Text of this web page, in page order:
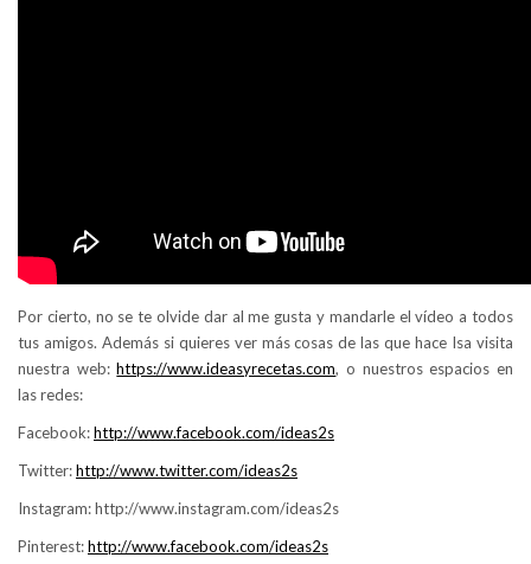
Por cierto, no se te olvide dar al me gusta y mandarle el vídeo a todos
tus amigos. Además si quieres ver más cosas de las que hace Isa visita
nuestra web:https://www.ideasyrecetas.com, o nuestros espacios en
las redes:
Facebook:http://www.facebook.com/ideas2s
Twitter:http://www.twitter.com/ideas2s
Instagram: http://www.instagram.com/ideas2s
Pinterest:http://www.facebook.com/ideas2s